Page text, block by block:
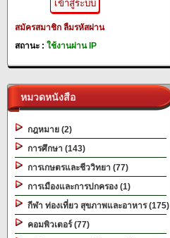
สมัครสมาชิก ลืมรหัสผ่าน
สถานะ : ใช้งานผ่าน IP
หมวดหนังสือ
กฎหมาย (2)
การศึกษา (143)
การเกษตรและชีววิทยา (77)
การเมืองและการปกครอง (1)
กีฬา ท่องเที่ยว สุขภาพและอาหาร (175)
คอมพิวเตอร์ (77)